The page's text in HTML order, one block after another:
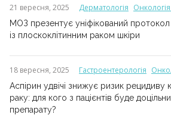
21 вересня, 2025 Дерматологія
МОЗ презентує уніфікований
із плоскоклітинним раком шкіри
18 вересня, 2025 Гастроентерологія
Аспірин удвічі знижує ризик рецидиву
раку: для кого з пацієнтів буде
препарату?